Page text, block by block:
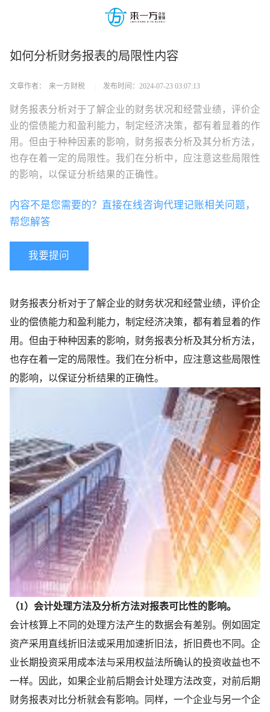
如何分析财务报表的局限性内容
文章作者： 来一方财税 发布时间：2024-07-23 03:07:13
财务报表分析对于了解企业的财务状况和经营业绩，评价企
业的偿债能力和盈利能力，制定经济决策，都有着显着的作
用。但由于种种因素的影响，财务报表分析及其分析方法，
也存在着一定的局限性。我们在分析中，应注意这些局限性
的影响，以保证分析结果的正确性。
我要提问
内容不是您需要的？直接在线咨询代理记账相关问题，
帮您解答
财务报表分析对于了解企业的财务状况和经营业绩，评价企
业的偿债能力和盈利能力，制定经济决策，都有着显着的作
用。但由于种种因素的影响，财务报表分析及其分析方法，
也存在着一定的局限性。我们在分析中，应注意这些局限性
的影响，以保证分析结果的正确性。
（1）会计处理方法及分析方法对报表可比性的影响。
会计核算上不同的处理方法产生的数据会有差别。例如固定
资产采用直线折旧法或采用加速折旧法，折旧费也不同。企
业长期投资采用成本法与采用权益法所确认的投资收益也不
一样。因此，如果企业前后期会计处理方法改变，对前后期
财务报表对比分析就会有影响。同样，一个企业与另一个企